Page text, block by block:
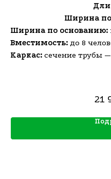
Ширина
Ширина по основанию:
Вместимость: до 8
Каркас: сечение трубы
21